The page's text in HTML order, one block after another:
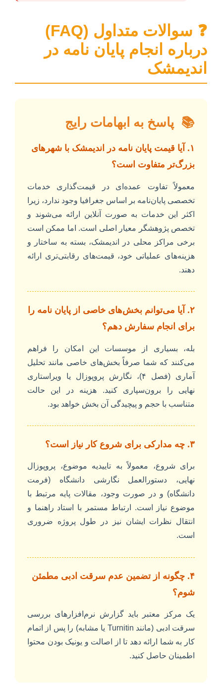
❓
سوالات متداول (FAQ)
درباره انجام پایان نامه در
اندیمشک
📚 پاسخ به ابهامات رایج
۱. آیا قیمت پایان نامه در اندیمشک با شهرهای
بزرگ‌تر متفاوت است؟
معمولاً تفاوت عمده‌ای در قیمت‌گذاری خدمات
تخصصی پایان‌نامه بر اساس جغرافیا وجود ندارد، زیرا
اکثر این خدمات به صورت آنلاین ارائه می‌شوند و
تخصص پژوهشگر معیار اصلی است. اما ممکن است
برخی مراکز محلی در اندیمشک، بسته به ساختار و
هزینه‌های عملیاتی خود، قیمت‌های رقابتی‌تری ارائه
دهند.
۲. آیا می‌توانم بخش‌های خاصی از پایان نامه را
برای انجام سفارش دهم؟
بله، بسیاری از موسسات این امکان را فراهم
می‌کنند که شما صرفاً بخش‌های خاصی مانند تحلیل
آماری (فصل ۴)، نگارش پروپوزال یا ویراستاری
نهایی را برون‌سپاری کنید. هزینه در این حالت
متناسب با حجم و پیچیدگی آن بخش خواهد بود.
۳. چه مدارکی برای شروع کار نیاز است؟
برای شروع، معمولاً به تاییدیه موضوع، پروپوزال
نهایی، دستورالعمل نگارشی دانشگاه (فرمت
دانشگاه) و در صورت وجود، مقالات پایه مرتبط با
موضوع نیاز است. ارتباط مستمر با استاد راهنما و
انتقال نظرات ایشان نیز در طول پروژه ضروری
است.
۴. چگونه از تضمین عدم سرقت ادبی مطمئن
شوم؟
یک مرکز معتبر باید گزارش نرم‌افزارهای بررسی
سرقت ادبی (مانند Turnitin یا مشابه) را پس از اتمام
کار به شما ارائه دهد تا از اصالت و یونیک بودن محتوا
اطمینان حاصل کنید.